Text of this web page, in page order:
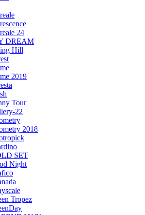
24
DREAM
Hill
2019
Tour
22
2018
SET
Night
Tropez